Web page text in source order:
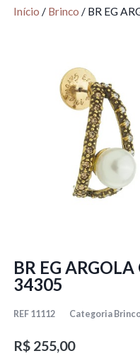
Início / Brinco / BR EG
BR EG
34305
REF 11112 Categoria
R$255,00